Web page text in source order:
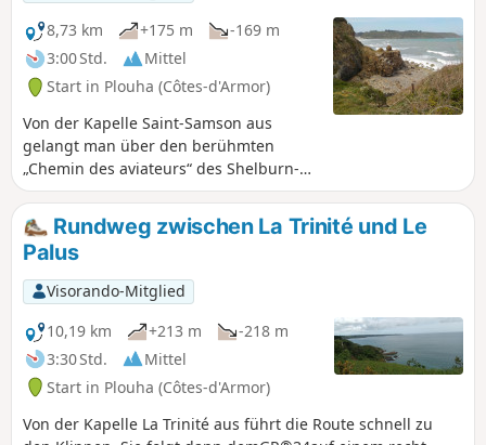
Einzugsgebiet des Kergolo entdeckt man
eine reiche Architektur aus Herrenhäusern,
Sakralbauten und traditionellen Häusern,
die oft restauriert und mit hübschen Gärten
geschmückt sind. Es werden Varianten
angeboten, um die Route zu verkürzen oder
zu verlängern.
8,73 km
+175 m
-169 m
3:00 Std.
Mittel
Start in Plouha (Côtes-d'Armor)
Von der Kapelle Saint-Samson aus
gelangt man über den berühmten
„Chemin des aviateurs“ des Shelburn-
Netzwerks zum Strand von Brehec.
Rundweg zwischen La Trinité und Le
Palus
Visorando-Mitglied
10,19 km
+213 m
-218 m
3:30 Std.
Mittel
Start in Plouha (Côtes-d'Armor)
Von der Kapelle La Trinité aus führt die Route schnell zu